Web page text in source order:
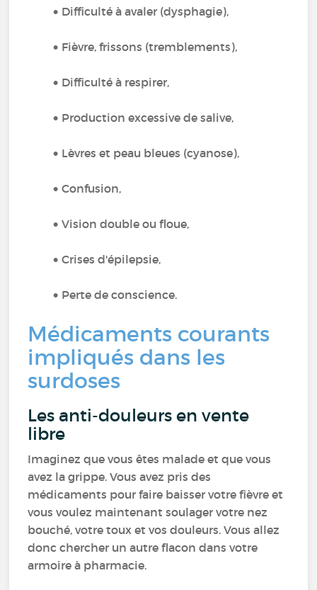
Difficulté à avaler (dysphagie),
Fièvre, frissons (tremblements),
Difficulté à respirer,
Production excessive de salive,
Lèvres et peau bleues (cyanose),
Confusion,
Vision double ou floue,
Crises d'épilepsie,
Perte de conscience.
Médicaments courants
impliqués dans les
surdoses
Les anti-douleurs en vente
libre
Imaginez que vous êtes malade et que vous
avez la grippe. Vous avez pris des
médicaments pour faire baisser votre fièvre et
vous voulez maintenant soulager votre nez
bouché, votre toux et vos douleurs. Vous allez
donc chercher un autre flacon dans votre
armoire à pharmacie.